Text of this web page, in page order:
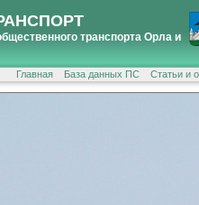
транспорта Орла и
Главная База данных ПС Статьи и